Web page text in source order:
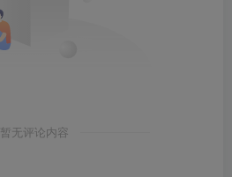
暂无评论内容